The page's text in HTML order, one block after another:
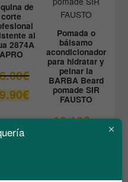
de
corte
al
2874A
APRO
€El
precio
original
€El
precio
actual
Pomada o
bálsamo
acondicionador
para hidratar y
peinar la
BARBA Beard
pomade SIR
FAUSTO
13.10€El
precio